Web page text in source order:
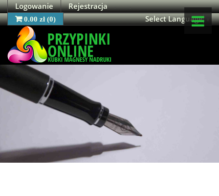
Logowanie
Rejestracja
Select Language ▼
0.00 zł (0)